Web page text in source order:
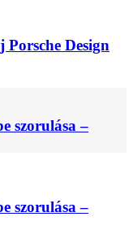
Porsche Design
szorulása –
szorulása –